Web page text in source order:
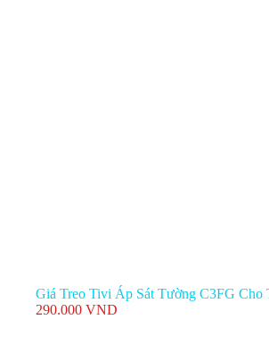
Giá Treo Tivi Áp Sát Tường C3FG Cho
290.000 VND